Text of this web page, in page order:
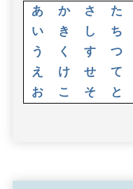
あ か さ た
い
き し ち
う
く す つ
え
け せ て
お
こ そ と